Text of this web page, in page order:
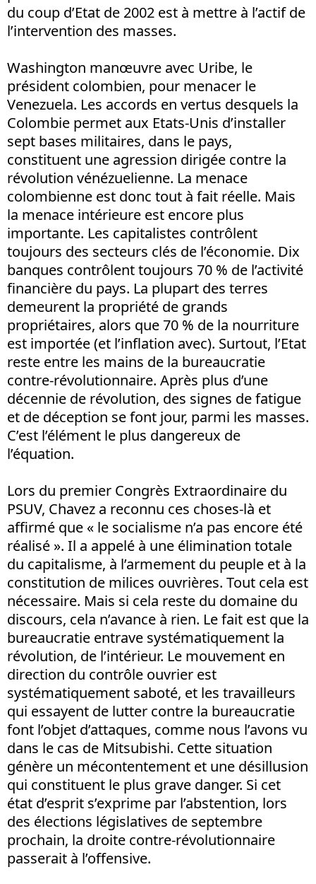
du coup d’Etat de 2002 est à mettre à l’actif de
l’intervention des masses.
Washington manœuvre avec Uribe, le
président colombien, pour menacer le
Venezuela. Les accords en vertus desquels la
Colombie permet aux Etats-Unis d’installer
sept bases militaires, dans le pays,
constituent une agression dirigée contre la
révolution vénézuelienne. La menace
colombienne est donc tout à fait réelle. Mais
la menace intérieure est encore plus
importante. Les capitalistes contrôlent
toujours des secteurs clés de l’économie. Dix
banques contrôlent toujours 70 % de l’activité
financière du pays. La plupart des terres
demeurent la propriété de grands
propriétaires, alors que 70 % de la nourriture
est importée (et l’inflation avec). Surtout, l’Etat
reste entre les mains de la bureaucratie
contre-révolutionnaire. Après plus d’une
décennie de révolution, des signes de fatigue
et de déception se font jour, parmi les masses.
C’est l’élément le plus dangereux de
l’équation.
Lors du premier Congrès Extraordinaire du
PSUV, Chavez a reconnu ces choses-là et
affirmé que « le socialisme n’a pas encore été
réalisé ». Il a appelé à une élimination totale
du capitalisme, à l’armement du peuple et à la
constitution de milices ouvrières. Tout cela est
nécessaire. Mais si cela reste du domaine du
discours, cela n’avance à rien. Le fait est que la
bureaucratie entrave systématiquement la
révolution, de l’intérieur. Le mouvement en
direction du contrôle ouvrier est
systématiquement saboté, et les travailleurs
qui essayent de lutter contre la bureaucratie
font l’objet d’attaques, comme nous l’avons vu
dans le cas de Mitsubishi. Cette situation
génère un mécontentement et une désillusion
qui constituent le plus grave danger. Si cet
état d’esprit s’exprime par l’abstention, lors
des élections législatives de septembre
prochain, la droite contre-révolutionnaire
passerait à l’offensive.